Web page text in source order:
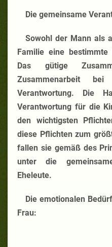
Die gemeinsame
Sowohl der Mann als
Familie eine bestimmte
Das gütige
Zusammenarbeit
Verantwortung. Die
Verantwortung für die
den wichtigsten
diese Pflichten zum
fallen sie gemäß des
unter die
Eheleute.
Die emotionalen
Frau: